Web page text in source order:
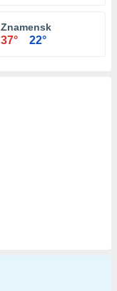
Znamensk
37° 22°